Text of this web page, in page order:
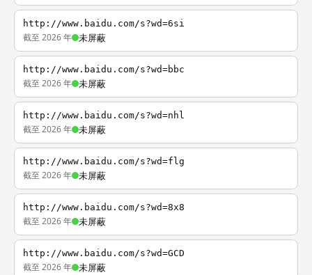
http://www.baidu.com/s?wd=6si
截至 2026 年 未屏蔽
http://www.baidu.com/s?wd=bbc
截至 2026 年 未屏蔽
http://www.baidu.com/s?wd=nhl
截至 2026 年 未屏蔽
http://www.baidu.com/s?wd=flg
截至 2026 年 未屏蔽
http://www.baidu.com/s?wd=8x8
截至 2026 年 未屏蔽
http://www.baidu.com/s?wd=GCD
截至 2026 年 未屏蔽